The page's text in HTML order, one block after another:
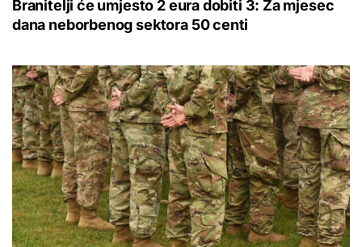
Branitelji će umjesto 2 eura dobiti 3: Za mjesec
dana neborbenog sektora 50 centi